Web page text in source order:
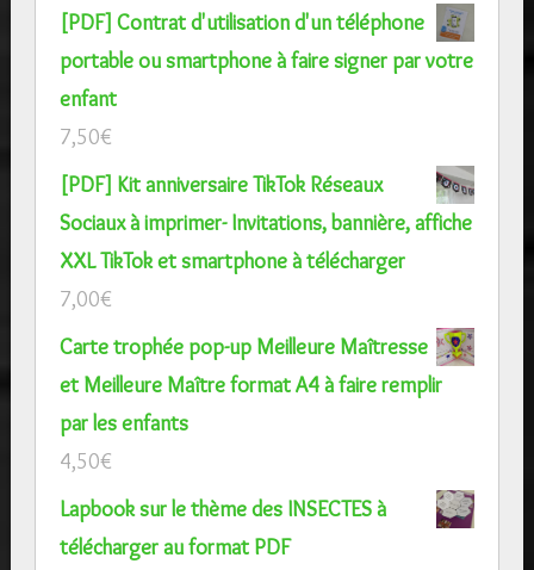
[PDF] Contrat d'utilisation d'un téléphone
portable ou smartphone à faire signer par votre
enfant
7,50€
[PDF] Kit anniversaire TikTok Réseaux
Sociaux à imprimer- Invitations, bannière, affiche
XXL TikTok et smartphone à télécharger
7,00€
Carte trophée pop-up Meilleure Maîtresse
et Meilleure Maître format A4 à faire remplir
par les enfants
4,50€
Lapbook sur le thème des INSECTES à
télécharger au format PDF